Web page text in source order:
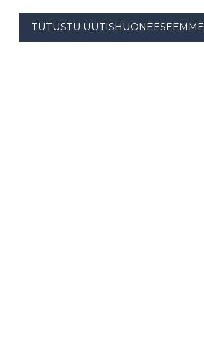
TUTUSTU UUTISHUONEESEEMME